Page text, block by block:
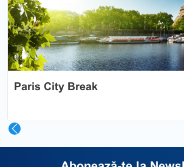
Paris City Break
Previous